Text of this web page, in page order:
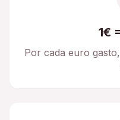
1€
Por cada euro